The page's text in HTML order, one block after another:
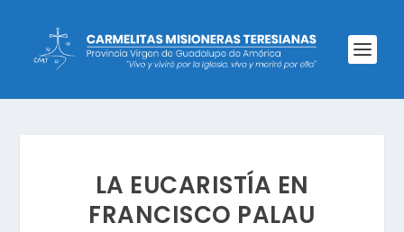
LA EUCARISTÍA EN
FRANCISCO PALAU